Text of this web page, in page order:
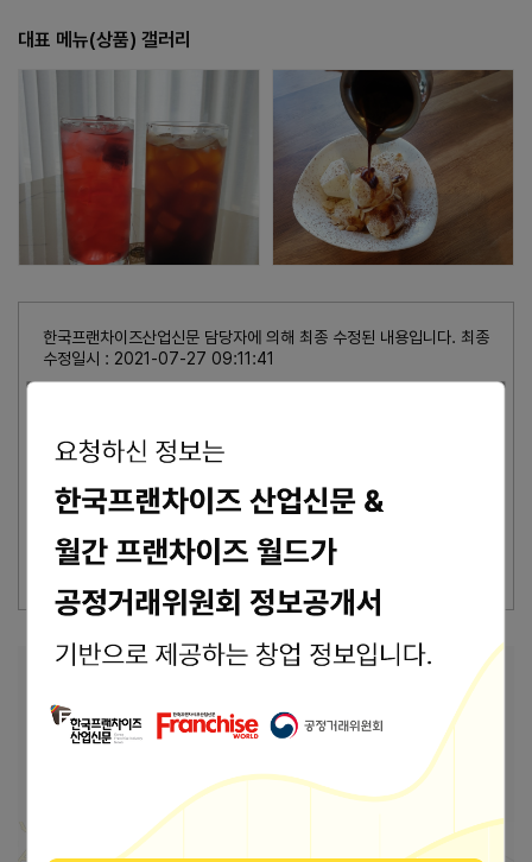
대표 메뉴(상품) 갤러리
한국프랜차이즈산업신문 담당자에 의해 최종 수정된 내용입니다. 최종
수정일시 : 2021-07-27 09:11:41
브랜드 관리 바로가기 >
본사상호 (주)거북이꿈
서울 강남구 테헤란로2길 27 11층 1126호(역삼
동, 비전타워)